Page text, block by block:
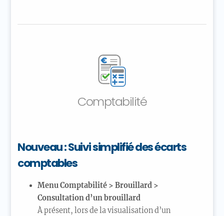
Comptabilité
Nouveau : Suivi simplifié des écarts
comptables
Menu Comptabilité > Brouillard >
Consultation d’un brouillard
À présent, lors de la visualisation d’un